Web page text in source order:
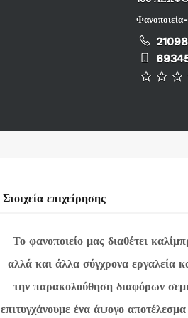
Στοιχεία επιχείρησης
Το φανοποιείο μας διαθέτει
αλλά και άλλα σύγχρονα εργαλεία
την παρακολούθηση διαφόρων
επιτυγχάνουμε ένα άψογο